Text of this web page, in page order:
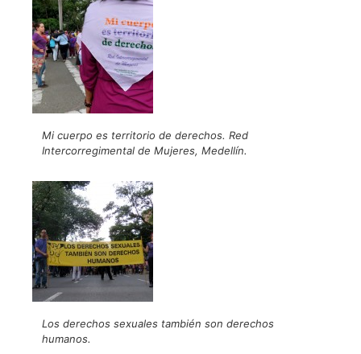
Mi cuerpo es territorio de derechos. Red
Intercorregimental de Mujeres, Medellín.
Los derechos sexuales también son derechos
humanos.